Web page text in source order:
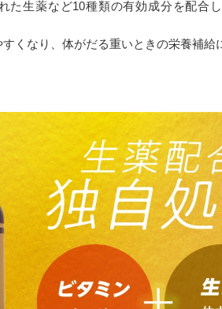
た生薬など10種類の有効成分を配合
くなり、体がだる重いときの栄養補給